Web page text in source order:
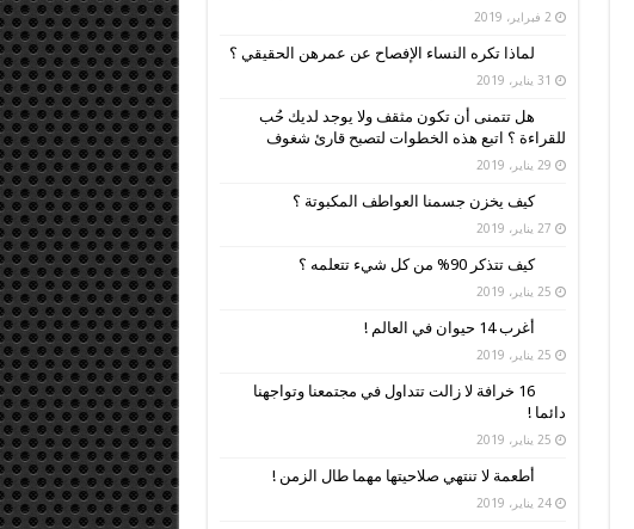
2 فبراير، 2019
لماذا تكره النساء الإفصاح عن عمرهن الحقيقي ؟
31 يناير، 2019
هل تتمنى أن تكون مثقف ولا يوجد لديك حُب
للقراءة ؟ اتبع هذه الخطوات لتصبح قارئ شغوف
29 يناير، 2019
كيف يخزن جسمنا العواطف المكبوتة ؟
27 يناير، 2019
كيف تتذكر 90% من كل شيء تتعلمه ؟
25 يناير، 2019
أغرب 14 حيوان في العالم !
25 يناير، 2019
16 خرافة لا زالت تتداول في مجتمعنا وتواجهنا
دائما !
25 يناير، 2019
أطعمة لا تنتهي صلاحيتها مهما طال الزمن !
24 يناير، 2019